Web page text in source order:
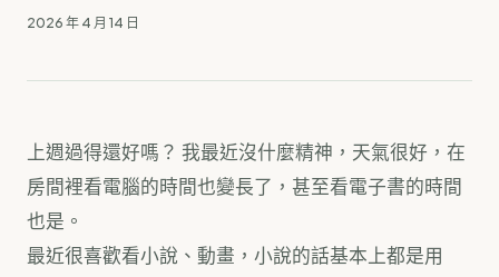
2026 年 4 月 14 日
上週過得還好嗎？ 我最近沒什麼精神，天氣很好，在
房間裡看電腦的時間也變長了，甚至看電子書的時間
也是。
最近很喜歡看小說、動畫，小說的話基本上都是用